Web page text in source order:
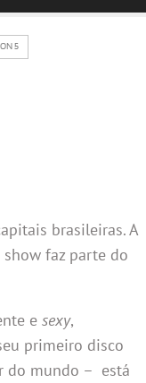
5
brasileiras. A
show faz parte do
e sexy,
primeiro disco
do mundo – está